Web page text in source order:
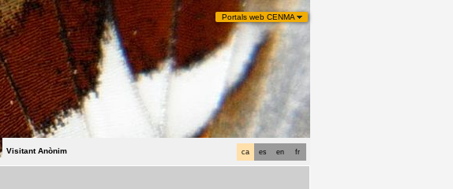
Portals web CENMA
fr
en
es
ca
Visitant Anònim